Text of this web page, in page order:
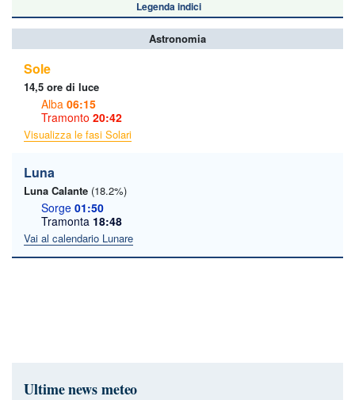
Legenda indici
Astronomia
Sole
14,5 ore di luce
Alba 06:15
Tramonto 20:42
Visualizza le fasi Solari
Luna
Luna Calante (18.2%)
Sorge 01:50
Tramonta 18:48
Vai al calendario Lunare
Ultime news meteo